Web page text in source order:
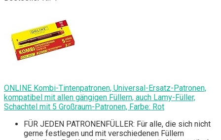
ONLINE Kombi-Tintenpatronen, Universal-Ersatz-Patronen,
kompatibel mit allen gängigen Füllern, auch Lamy-Füller,
Schachtel mit 5 Großraum-Patronen, Farbe: Rot
FÜR JEDEN PATRONENFÜLLER: Für alle, die sich nicht
gerne festlegen und mit verschiedenen Füllern